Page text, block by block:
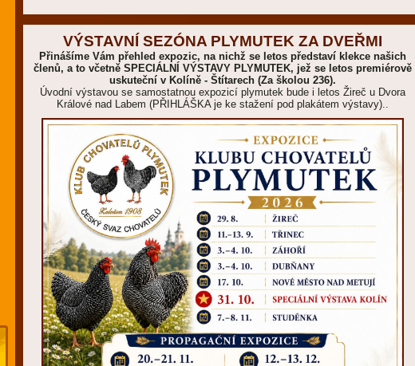
VÝSTAVNÍ SEZÓNA PLYMUTEK ZA DVEŘMI
Přinášíme Vám přehled expozic, na nichž se letos představí klekce našich
členů, a to včetně SPECIÁLNÍ VÝSTAVY PLYMUTEK, jež se letos premiérově
uskuteční v Kolíně - Štítarech (Za školou 236).
Úvodní výstavou se samostatnou expozicí plymutek bude i letos Žireč u Dvora
Králové nad Labem (PŘIHLÁŠKA je ke stažení pod plakátem výstavy)..